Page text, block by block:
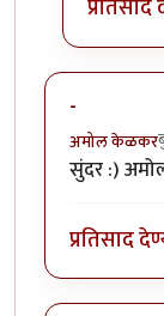
प्रतिसाद
-
अमोल केळकर
सुंदर :)
प्रतिसाद